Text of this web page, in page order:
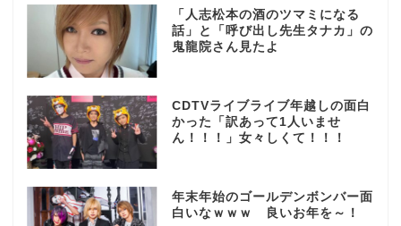
「人志松本の酒のツマミになる
話」と「呼び出し先生タナカ」の
鬼龍院さん見たよ
CDTVライブライブ年越しの面白
かった「訳あって1人いませ
ん！！！」女々しくて！！！
年末年始のゴールデンボンバー面
白いなｗｗｗ 良いお年を～！